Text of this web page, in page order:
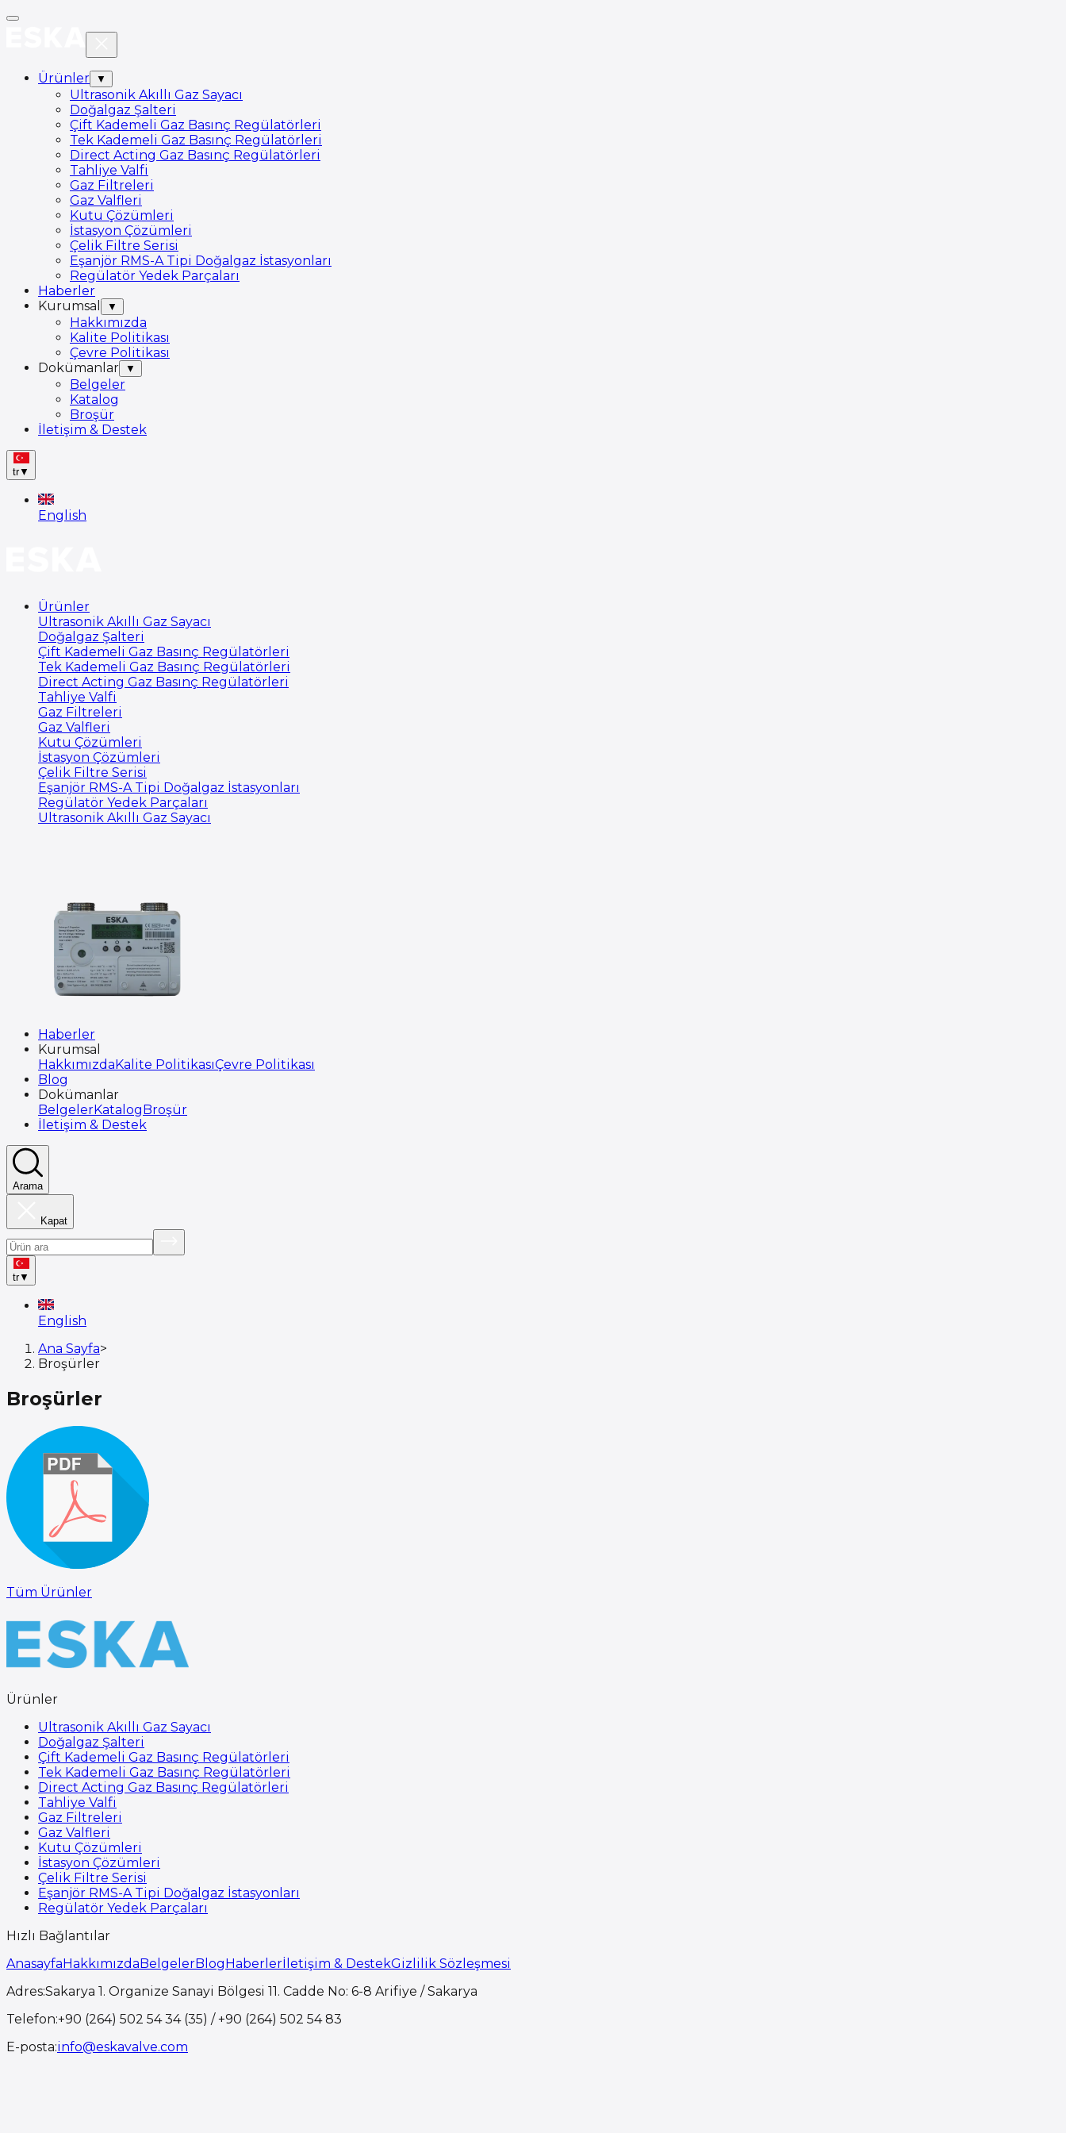
Ürünler ▼
Ultrasonik Akıllı Gaz Sayacı
Doğalgaz Şalteri
Çift Kademeli Gaz Basınç Regülatörleri
Tek Kademeli Gaz Basınç Regülatörleri
Direct Acting Gaz Basınç Regülatörleri
Tahliye Valfi
Gaz Filtreleri
Gaz Valfleri
Kutu Çözümleri
İstasyon Çözümleri
Çelik Filtre Serisi
Eşanjör RMS-A Tipi Doğalgaz İstasyonları
Regülatör Yedek Parçaları
Haberler
Kurumsal
▼
Hakkımızda
Kalite Politikası
Çevre Politikası
Dokümanlar
▼
Belgeler
Katalog
Broşür
İletişim & Destek
tr▼
English
Ürünler
Ultrasonik Akıllı Gaz Sayacı
Doğalgaz Şalteri
Çift Kademeli Gaz Basınç Regülatörleri
Tek Kademeli Gaz Basınç Regülatörleri
Direct Acting Gaz Basınç Regülatörleri
Tahliye Valfi
Gaz Filtreleri
Gaz Valfleri
Kutu Çözümleri
İstasyon Çözümleri
Çelik Filtre Serisi
Eşanjör RMS-A Tipi Doğalgaz İstasyonları
Regülatör Yedek Parçaları
Ultrasonik Akıllı Gaz Sayacı
Haberler
Kurumsal
HakkımızdaKalite PolitikasıÇevre Politikası
Blog
Dokümanlar
BelgelerKatalogBroşür
İletişim & Destek
Arama
Kapat
tr▼
English
Ana Sayfa>
Broşürler
Broşürler
Tüm Ürünler
Ürünler
Ultrasonik Akıllı Gaz Sayacı
Doğalgaz Şalteri
Çift Kademeli Gaz Basınç Regülatörleri
Tek Kademeli Gaz Basınç Regülatörleri
Direct Acting Gaz Basınç Regülatörleri
Tahliye Valfi
Gaz Filtreleri
Gaz Valfleri
Kutu Çözümleri
İstasyon Çözümleri
Çelik Filtre Serisi
Eşanjör RMS-A Tipi Doğalgaz İstasyonları
Regülatör Yedek Parçaları
Hızlı Bağlantılar
AnasayfaHakkımızdaBelgelerBlogHaberlerİletişim & DestekGizlilik Sözleşmesi
Adres:Sakarya 1. Organize Sanayi Bölgesi 11. Cadde No: 6-8 Arifiye / Sakarya
Telefon:+90 (264) 502 54 34 (35) / +90 (264) 502 54 83
E-posta:info@eskavalve.com